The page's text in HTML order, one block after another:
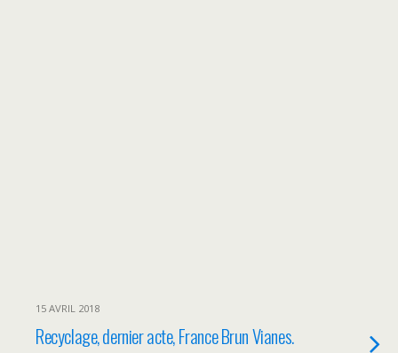
15 AVRIL 2018
Recyclage, dernier acte, France Brun Vianes.